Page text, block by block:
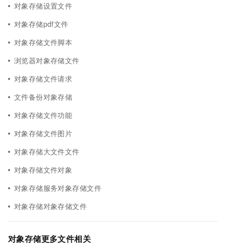
对象存储设置文件
对象存储pdf文件
对象存储文件脚本
浏览器对象存储文件
对象存储文件请求
文件备份对象存储
对象存储文件功能
对象存储文件图片
对象存储大文件文件
对象存储文件对象
对象存储服务对象存储文件
对象存储对象存储文件
对象存储更多文件相关